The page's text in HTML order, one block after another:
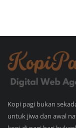
Kopi pagi bukan
untuk jiwa dan awal